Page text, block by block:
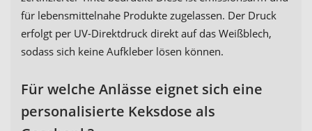
für lebensmittelnahe Produkte zugelassen. Der Druck
erfolgt per UV-Direktdruck direkt auf das Weißblech,
sodass sich keine Aufkleber lösen können.
Für welche Anlässe eignet sich eine
personalisierte Keksdose als